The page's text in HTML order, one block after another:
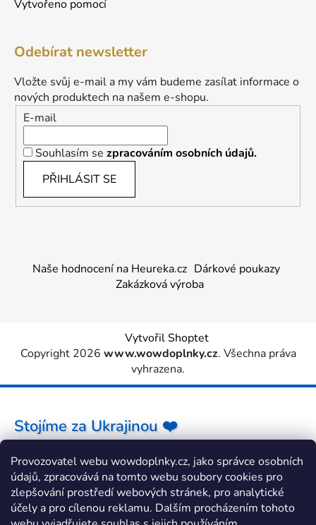
Provozovatel webu wowdoplnky.cz, jako správce osobních
údajů, zpracovává na tomto webu soubory cookies pro
zlepšování prostředí webových stránek, pro analytické
účely a pro cílenou reklamu. Dalším procházením tohoto
Vytvořeno pomocí
Odebírat newsletter
Vložte svůj e-mail a my vám budeme zasílat informace o
nových produktech na našem e-shopu.
E-mail
Souhlasím se zpracováním osobních údajů.
PŘIHLÁSIT SE
Naše hodnocení na Heureka.cz Dárkové poukazy
Zakázková výroba
Vytvořil Shoptet
Copyright 2026 www.wowdoplnky.cz. Všechna práva
vyhrazena.
Stojíme za Ukrajinou ❤️
Jak a čím pomoci »